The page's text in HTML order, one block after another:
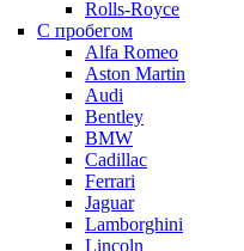
Rolls-Royce
С пробегом
Alfa Romeo
Aston Martin
Audi
Bentley
BMW
Cadillac
Ferrari
Jaguar
Lamborghini
Lincoln